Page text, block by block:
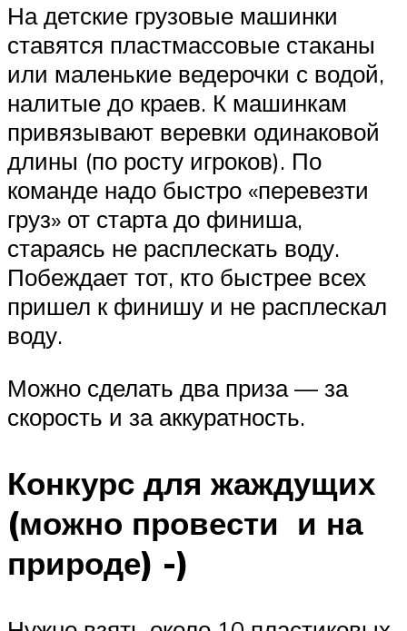
На детские грузовые машинки
ставятся пластмассовые стаканы
или маленькие ведерочки с водой,
налитые до краев. К машинкам
привязывают веревки одинаковой
длины (по росту игроков). По
команде надо быстро «перевезти
груз» от старта до финиша,
стараясь не расплескать воду.
Побеждает тот, кто быстрее всех
пришел к финишу и не расплескал
воду.
Можно сделать два приза — за
скорость и за аккуратность.
Конкурс для жаждущих
(можно провести и на
природе) -)